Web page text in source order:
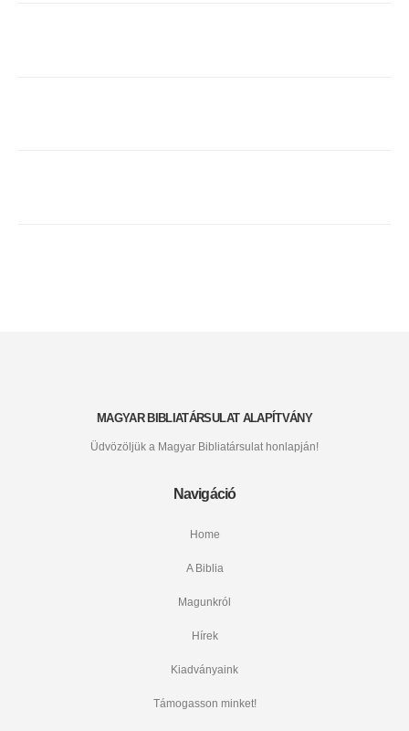
MAGYAR BIBLIATÁRSULAT ALAPÍTVÁNY
Üdvözöljük a Magyar Bibliatársulat honlapján!
Navigáció
Home
A Biblia
Magunkról
Hírek
Kiadványaink
Támogasson minket!